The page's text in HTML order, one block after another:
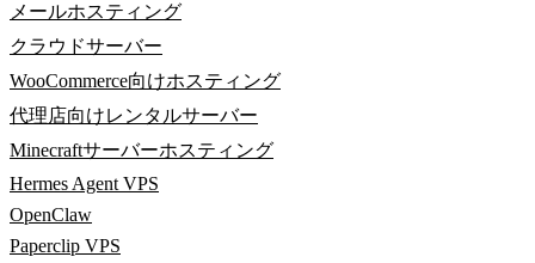
メールホスティング
クラウドサーバー
WooCommerce向けホスティング
代理店向けレンタルサーバー
Minecraftサーバーホスティング
Hermes Agent VPS
OpenClaw
Paperclip VPS